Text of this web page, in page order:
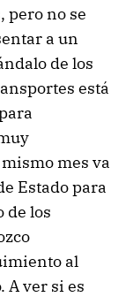
pero no se
a un
de los
está
mes va
Estado para
de los
al
A ver si es